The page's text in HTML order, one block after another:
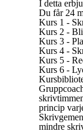
I detta
Du får 24
Kurs 1 -
Kurs 2 - Bli
Kurs 3 -
Kurs 4 -
Kurs 5 -
Kurs 6 -
princip
mindre